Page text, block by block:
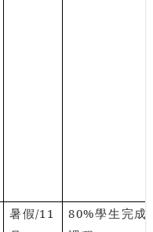
暑假/11
80%學生完成